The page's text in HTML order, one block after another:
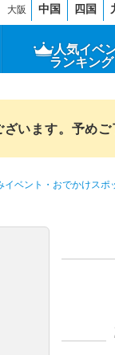
大阪 中国 四国
人気イベ
ランキング
います。予めご
イベント・おでかけスポ